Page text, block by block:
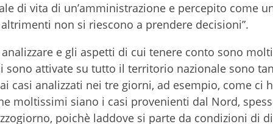
di vita di un’amministrazione e percepito come
non si riescono a prendere decisioni”.
e gli aspetti di cui tenere conto sono
sono attivate su tutto il territorio nazionale sono
casi analizzati nei tre giorni, ad esempio, come ci
moltissimi siano i casi provenienti dal Nord,
poichè laddove si parte da condizioni di